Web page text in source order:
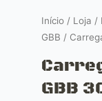
Início / Loja /
GBB /
GBB